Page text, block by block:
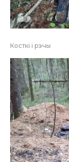
Косткі і рэчы